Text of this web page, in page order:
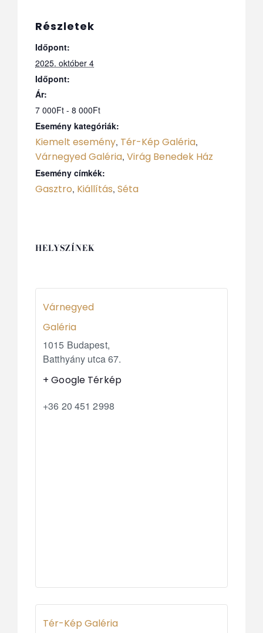
Részletek
Időpont:
2025. október 4
Időpont:
Ár:
7 000Ft - 8 000Ft
Esemény kategóriák:
Kiemelt esemény, Tér-Kép Galéria,
Várnegyed Galéria, Virág Benedek Ház
Esemény címkék:
Gasztro, Kiállítás, Séta
HELYSZÍNEK
Várnegyed
Galéria
1015 Budapest,
Batthyány utca 67.
+ Google Térkép
+36 20 451 2998
Tér-Kép Galéria